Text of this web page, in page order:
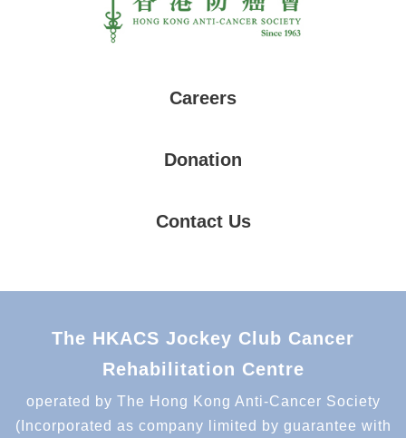
Careers
Donation
Contact Us
The HKACS Jockey Club Cancer
Rehabilitation Centre
operated by The Hong Kong Anti-Cancer Society
(Incorporated as company limited by guarantee with